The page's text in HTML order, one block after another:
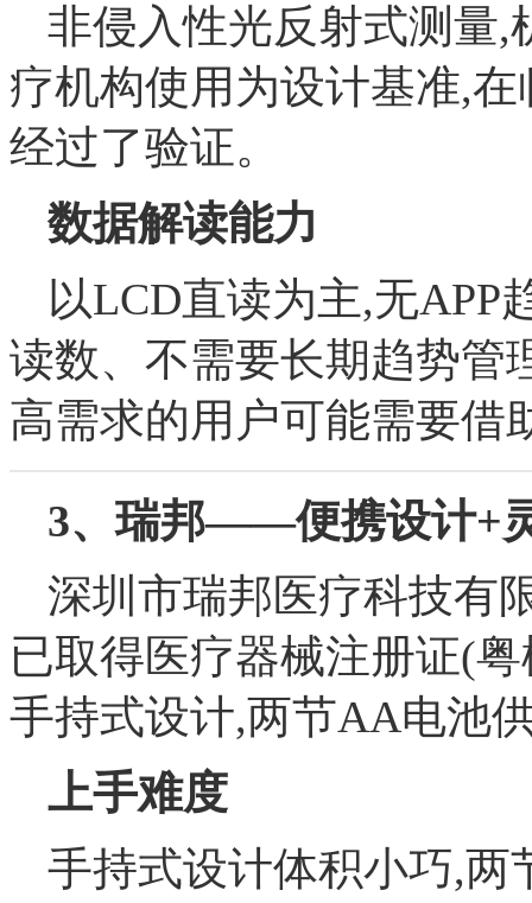
非侵入性光反射式测量,
疗机构使用为设计基准,
经过了验证。
数据解读能力
以LCD直读为主,无APP
读数、不需要长期趋势管
高需求的用户可能需要借
3、瑞邦——便携设计+
深圳市瑞邦医疗科技有
已取得医疗器械注册证(粤
手持式设计,两节AA电池
上手难度
手持式设计体积小巧,